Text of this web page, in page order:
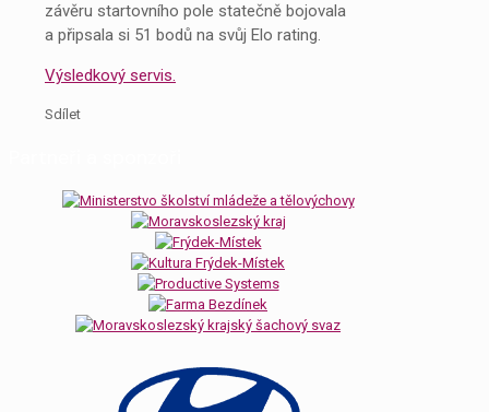
závěru startovního pole statečně bojovala
a připsala si 51 bodů na svůj Elo rating.
Výsledkový servis.
Sdílet